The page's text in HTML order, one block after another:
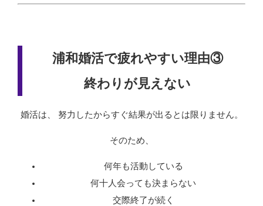
浦和婚活で疲れやすい理由③
終わりが見えない
婚活は、 努力したからすぐ結果が出るとは限りません。
そのため、
何年も活動している
何十人会っても決まらない
交際終了が続く